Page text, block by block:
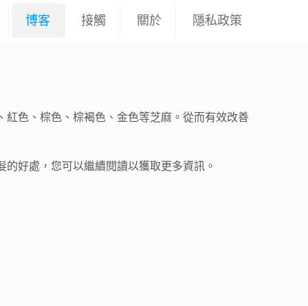
博客 接觸 關於 隱私政策
色、棕色、棕褐色、金色等芝麻。從而有效改善
好處，您可以繼續閱讀以獲取更多資訊。